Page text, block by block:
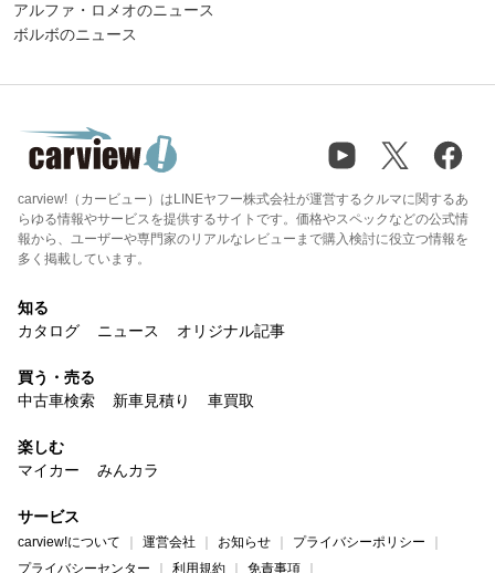
アルファ・ロメオのニュース
ボルボのニュース
carview!（カービュー）はLINEヤフー株式会社が運営するクルマに関するあ
らゆる情報やサービスを提供するサイトです。価格やスペックなどの公式情
報から、ユーザーや専門家のリアルなレビューまで購入検討に役立つ情報を
多く掲載しています。
知る
カタログ
ニュース オリジナル記事
買う・売る
中古車検索
新車見積り 車買取
楽しむ
マイカー
みんカラ
サービス
carview!について 運営会社 お知らせ
プライバシーポリシー
プライバシーセンター
利用規約 免責事項